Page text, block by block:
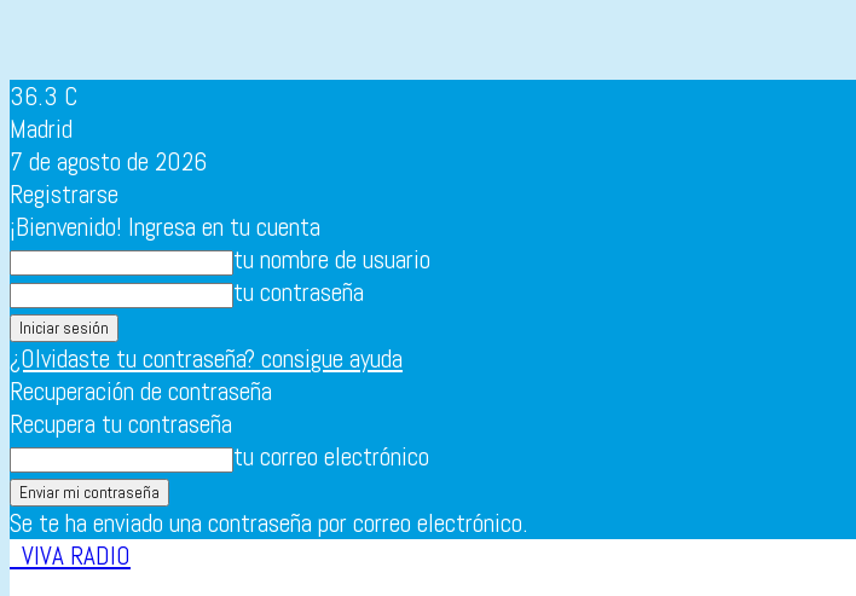
36.3 C
Madrid
7 de agosto de 2026
Registrarse
¡Bienvenido! Ingresa en tu cuenta
tu nombre de usuario
tu contraseña
¿Olvidaste tu contraseña? consigue ayuda
Recuperación de contraseña
Recupera tu contraseña
tu correo electrónico
Se te ha enviado una contraseña por correo electrónico.
VIVA RADIO